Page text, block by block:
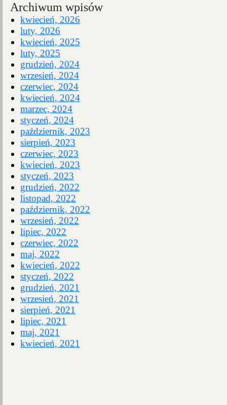
Archiwum wpisów
kwiecień, 2026
luty, 2026
kwiecień, 2025
luty, 2025
grudzień, 2024
wrzesień, 2024
czerwiec, 2024
kwiecień, 2024
marzec, 2024
styczeń, 2024
październik, 2023
sierpień, 2023
czerwiec, 2023
kwiecień, 2023
styczeń, 2023
grudzień, 2022
listopad, 2022
październik, 2022
wrzesień, 2022
lipiec, 2022
czerwiec, 2022
maj, 2022
kwiecień, 2022
styczeń, 2022
grudzień, 2021
wrzesień, 2021
sierpień, 2021
lipiec, 2021
maj, 2021
kwiecień, 2021